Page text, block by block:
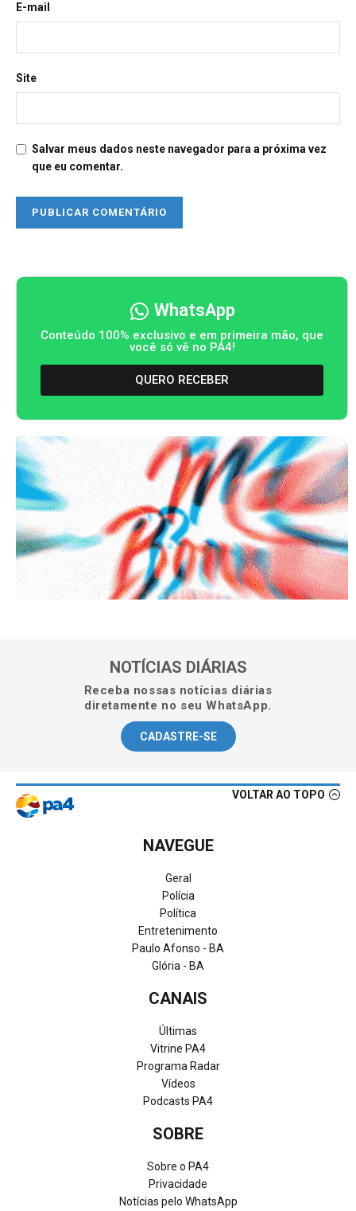
E-mail
Site
Salvar meus dados neste navegador para a próxima vez
que eu comentar.
WhatsApp
Conteúdo 100% exclusivo e em primeira mão, que
você só vê no PA4!
QUERO RECEBER
NOTÍCIAS DIÁRIAS
Receba nossas notícias diárias
diretamente no seu WhatsApp.
CADASTRE-SE
VOLTAR AO TOPO
NAVEGUE
Geral
Polícia
Política
Entretenimento
Paulo Afonso - BA
Glória - BA
CANAIS
Últimas
Vitrine PA4
Programa Radar
Vídeos
Podcasts PA4
SOBRE
Sobre o PA4
Privacidade
Notícias pelo WhatsApp